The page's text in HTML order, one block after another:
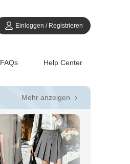
Einloggen / Registrieren
FAQs Help Center
Mehr anzeigen 